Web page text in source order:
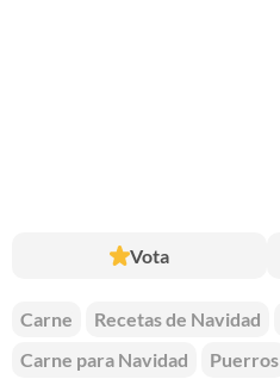
Vota
Carne Recetas de Navidad
Carne para Navidad
Puerros